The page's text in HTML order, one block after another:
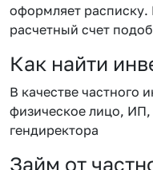
оформляет расписку.
расчетный счет
Как найти
В качестве частного
физическое лицо,
гендиректора
Займ от